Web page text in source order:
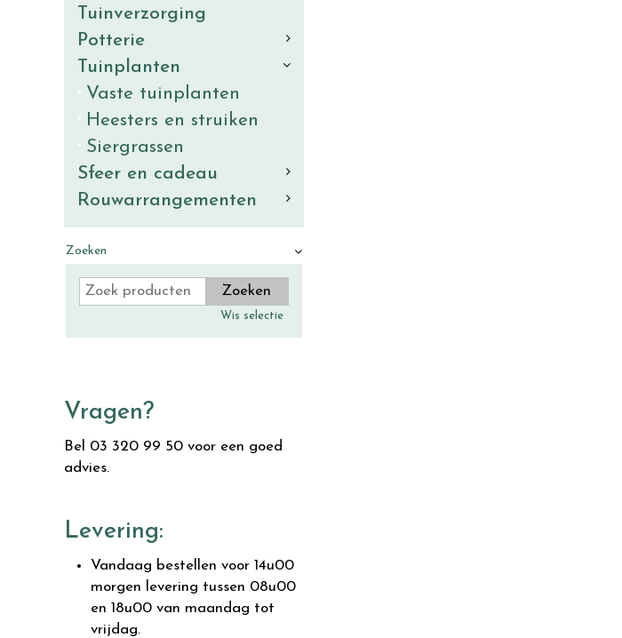
Tuinverzorging
Potterie
Tuinplanten
Vaste tuinplanten
Heesters en struiken
Siergrassen
Sfeer en cadeau
Rouwarrangementen
Zoeken
Wis selectie
Vragen?
Bel 03 320 99 50 voor een goed
advies.
Levering:
Vandaag bestellen voor 14u00
morgen levering tussen 08u00
en 18u00 van maandag tot
vrijdag.